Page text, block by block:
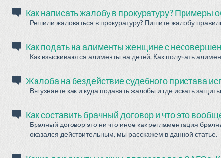
Как написать жалобу в прокуратуру? Примеры
Решили жаловаться в прокуратуру? Пишите жалобу
Как подать на алименты женщине с
Как взыскиваются алименты на детей. Как получать
Жалоба на бездействие судебного пристава
Вы узнаете как и куда подавать жалобы и где искать
Как составить брачный договор и что это
Брачный договор это ни что иное как регламентация
оказался действительным, мы расскажем в данной статье.